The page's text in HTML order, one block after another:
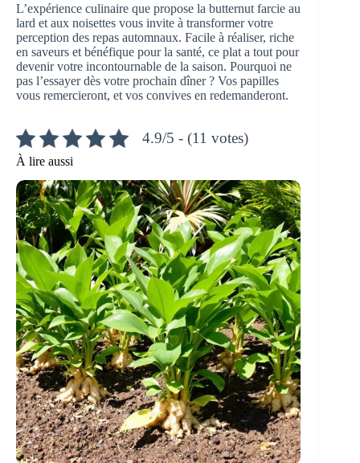
L’expérience culinaire que propose la butternut farcie au
lard et aux noisettes vous invite à transformer votre
perception des repas automnaux. Facile à réaliser, riche
en saveurs et bénéfique pour la santé, ce plat a tout pour
devenir votre incontournable de la saison. Pourquoi ne
pas l’essayer dès votre prochain dîner ? Vos papilles
vous remercieront, et vos convives en redemanderont.
4.9/5 - (11 votes)
À lire aussi